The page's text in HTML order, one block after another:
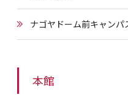
ナゴヤドーム前キャンパ
本館